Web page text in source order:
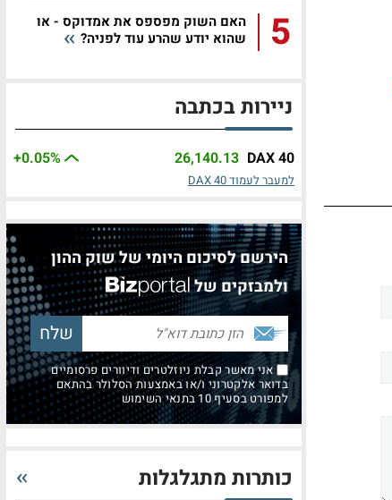
5
האם השוק מפספס את אמדוקס - או
שהוא יודע שהרע עוד לפניה?
ניירות בכתבה
DAX 40
26,140.13
+0.05%
למעבר לעמוד DAX 40
הירשם לסיכום היומי של שוק ההון
ולמבזקים של
אני מאשר קבלת ניוזלטרים ודיוורים פרסומיים
בדואר אלקטרוני ו/או באמצעות הסלולר בהתאם
למפורט בסעיף 10 בתנאי השימוש
כותרות מתגלגלות